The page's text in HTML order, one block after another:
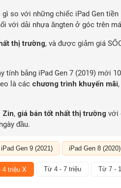
so với những chiếc iPad Gen
với dải nhựa ăngten ở góc trên
thị trường, và được giảm giá
tính bảng iPad Gen 7 (2019) mới
là các chương trình khuyến mãi,
Zin, giá bán tốt nhất thị trường với
đầu.
iPad Gen 9 (2021) iPad Gen 8 (2020)
4 triệu X Từ 4 - 7 triệu Từ 7 -